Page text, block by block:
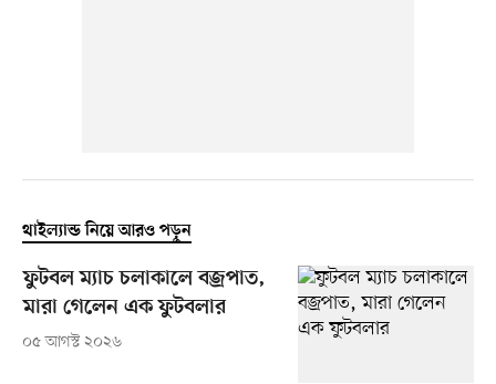
থাইল্যান্ড নিয়ে আরও পড়ুন
ফুটবল ম্যাচ চলাকালে বজ্রপাত,
মারা গেলেন এক ফুটবলার
০৫ আগস্ট ২০২৬